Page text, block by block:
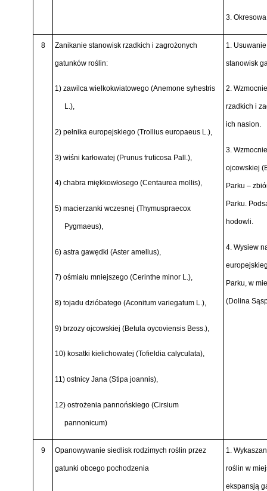
3.
8 Zanikanie stanowisk rzadkich i zagrożonych
gatunków roślin:
1) zawilca wielkokwiatowego (Anemone syhestris
L.),
2) pełnika europejskiego (Trollius europaeus L.),
3) wiśni karłowatej (Prunus fruticosa Pall.),
4) chabra miękkowłosego (Centaurea mollis),
5) macierzanki wczesnej (Thymuspraecox
Pygmaeus),
6) astra gawędki (Aster amellus),
7) ośmiału mniejszego (Cerinthe minor L.),
8) tojadu dzióbatego (Aconitum variegatum L.),
9) brzozy ojcowskiej (Betula oycoviensis Bess.),
10) kosatki kielichowatej (Tofieldia calyculata),
11) ostnicy Jana (Stipa joannis),
12) ostrożenia pannońskiego (Cirsium
pannonicum)
1.
stanowisk
2.
rzadkich i
ich nasion.
3.
ojcowskiej
Parku –
Parku.
hodowli.
4. Wysiew
Parku, w
(Dolina
9 Opanowywanie siedlisk rodzimych roślin przez
gatunki obcego pochodzenia
1.
roślin w
ekspansją